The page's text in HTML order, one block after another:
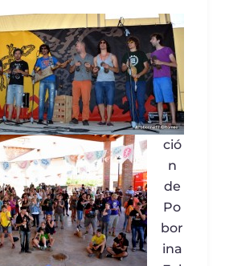
ció
n
de
Po
bor
ina